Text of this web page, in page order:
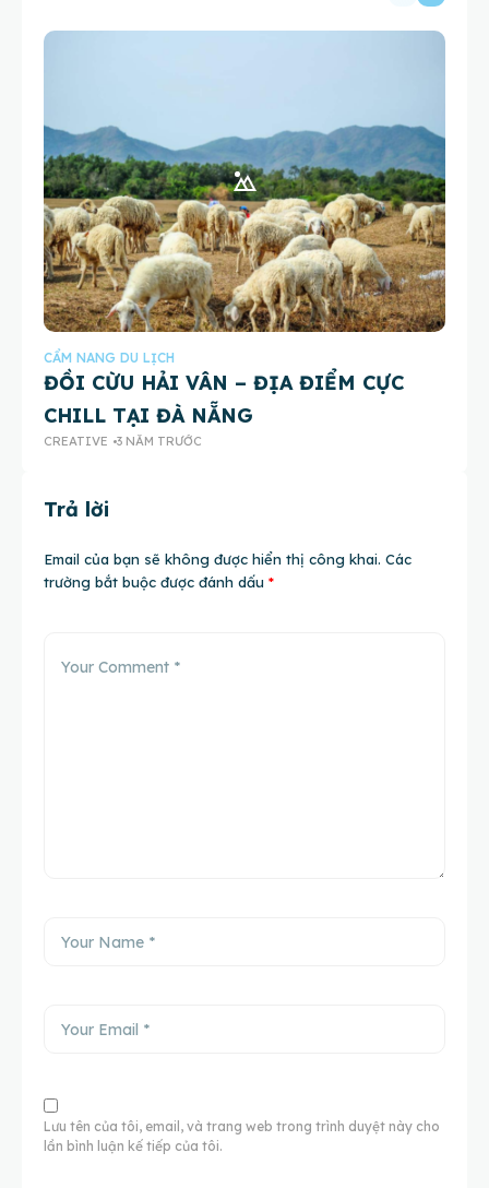
CẨM NANG DU LỊCH
ĐỒI CỪU HẢI VÂN – ĐỊA ĐIỂM CỰC
CHILL TẠI ĐÀ NẴNG
CREATIVE 3 NĂM TRƯỚC
Trả lời
Email của bạn sẽ không được hiển thị công khai. Các
trường bắt buộc được đánh dấu *
Lưu tên của tôi, email, và trang web trong trình duyệt này cho
lần bình luận kế tiếp của tôi.